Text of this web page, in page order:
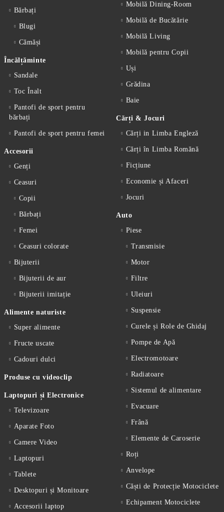
Bărbați
Blugi
Cămăși
Încălțăminte
Sandale
Toc Înalt
Pantofi de sport pentru
bărbați
Pantofi de sport pentru femei
Accesorii
Genți
Ceasuri
Copii
Bărbați
Femei
Ceasuri colorate
Bijuterii
Bijuterii de aur
Bijuterii imitație
Alimente naturiste
Super alimente
Fructe uscate
Cadouri dulci
Produse cu videoclip
Laptopuri și Electronice
Televizoare
Aparate Foto
Camere Video
Laptopuri
Tablete
Desktopuri și Monitoare
Accesorii laptop
Mobilă Dining-Room
Mobilă de Bucătărie
Mobilă Living
Mobilă pentru Copii
Uși
Grădina
Baie
Cărți & Jocuri
Cărți in Limba Engleză
Cărți în Limba Romănă
Ficțiune
Economie și Afaceri
Jocuri
Auto
Piese
Transmisie
Motor
Filtre
Uleiuri
Suspensie
Curele și Role de Ghidaj
Pompe de Apă
Electromotoare
Radiatoare
Sistemul de alimentare
Evacuare
Frână
Elemente de Caroserie
Roți
Anvelope
Căști de Protecție Motociclete
Echipament Motociclete